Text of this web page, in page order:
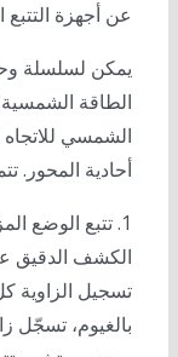
عن أجهزة
يمكن لسلسلة
الشمسي
أحادية المحور.
1. تتبع الوضع
الكشف الدقيق
تسجيل الزاوية
بالغيوم، تسجّل